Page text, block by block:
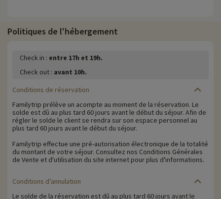
Politiques de l'hébergement
Check in : entre 17h et 19h.
Check out : avant 10h.
Conditions de réservation
Familytrip prélève un acompte au moment de la réservation. Le
solde est dû au plus tard 60 jours avant le début du séjour. Afin de
régler le solde le client se rendra sur son espace personnel au
plus tard 60 jours avant le début du séjour.
Familytrip effectue une pré-autorisation électronique de la totalité
du montant de votre séjour. Consultez nos Conditions Générales
de Vente et d'utilisation du site internet pour plus d'informations.
Conditions d’annulation
Le solde de la réservation est dû au plus tard 60 jours avant le